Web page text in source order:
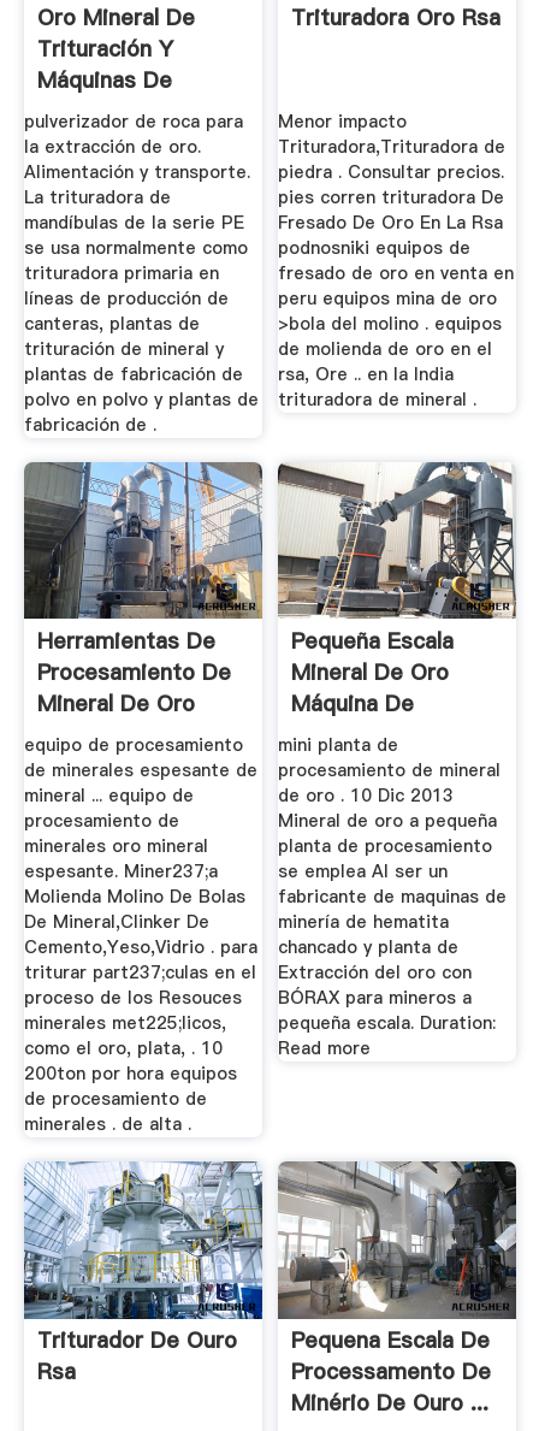
Oro Mineral De
Trituración Y
Máquinas De
Extracción
pulverizador de roca para
la extracción de oro.
Alimentación y transporte.
La trituradora de
mandíbulas de la serie PE
se usa normalmente como
trituradora primaria en
líneas de producción de
canteras, plantas de
trituración de mineral y
plantas de fabricación de
polvo en polvo y plantas de
fabricación de .
Trituradora Oro Rsa
Menor impacto
Trituradora,Trituradora de
piedra . Consultar precios.
pies corren trituradora De
Fresado De Oro En La Rsa
podnosniki equipos de
fresado de oro en venta en
peru equipos mina de oro
>bola del molino . equipos
de molienda de oro en el
rsa, Ore .. en la India
trituradora de mineral .
Herramientas De
Procesamiento De
Mineral De Oro
equipo de procesamiento
de minerales espesante de
mineral ... equipo de
procesamiento de
minerales oro mineral
espesante. Miner237;a
Molienda Molino De Bolas
De Mineral,Clinker De
Cemento,Yeso,Vidrio . para
triturar part237;culas en el
proceso de los Resouces
minerales met225;licos,
como el oro, plata, . 10
200ton por hora equipos
de procesamiento de
minerales . de alta .
Pequeña Escala
Mineral De Oro
Máquina De
Procesamiento Rsa
mini planta de
procesamiento de mineral
de oro . 10 Dic 2013
Mineral de oro a pequeña
planta de procesamiento
se emplea Al ser un
fabricante de maquinas de
minería de hematita
chancado y planta de
Extracción del oro con
BÓRAX para mineros a
pequeña escala. Duration:
Read more
Triturador De Ouro
Rsa
Pequena Escala De
Processamento De
Minério De Ouro ...